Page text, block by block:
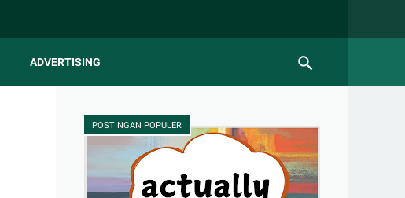
ADVERTISING
POSTINGAN POPULER